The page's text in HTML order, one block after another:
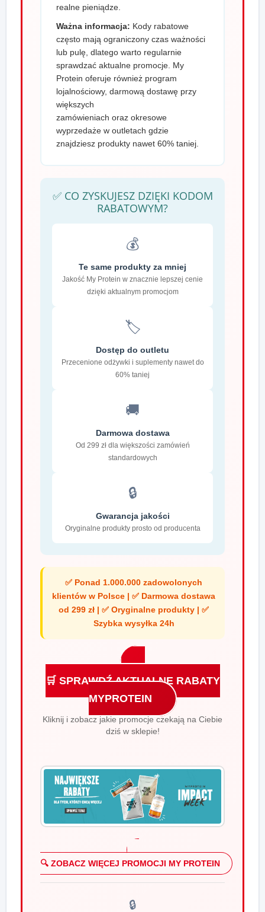
realne pieniądze.
Ważna informacja: Kody rabatowe
często mają ograniczony czas ważności
lub pulę, dlatego warto regularnie
sprawdzać aktualne promocje. My
Protein oferuje również program
lojalnościowy, darmową dostawę przy
większych
zamówieniach oraz okresowe
wyprzedaże w outletach gdzie
znajdziesz produkty nawet 60% taniej.
✅ CO ZYSKUJESZ DZIĘKI KODOM
RABATOWYM?
💰
Te same produkty za mniej
Jakość My Protein w znacznie lepszej cenie
dzięki aktualnym promocjom
🏷️
Dostęp do outletu
Przecenione odżywki i suplementy nawet do
60% taniej
🚚
Darmowa dostawa
Od 299 zł dla większości zamówień
standardowych
🔒
Gwarancja jakości
Oryginalne produkty prosto od producenta
✅ Ponad 1.000.000 zadowolonych
klientów w Polsce | ✅ Darmowa dostawa
od 299 zł | ✅ Oryginalne produkty | ✅
Szybka wysyłka 24h
🛒 SPRAWDŹ AKTUALNE RABATY
MYPROTEIN
Kliknij i zobacz jakie promocje czekają na Ciebie
dziś w sklepie!
🔍 ZOBACZ WIĘCEJ PROMOCJI MY PROTEIN
🔒